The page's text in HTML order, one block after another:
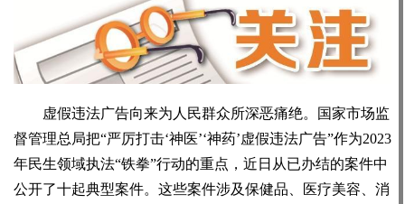
虚假违法广告向来为人民群众所深恶痛绝。国家市场监
督管理总局把“严厉打击‘神医’‘神药’虚假违法广告”作为2023
年民生领域执法“铁拳”行动的重点，近日从已办结的案件中
公开了十起典型案件。这些案件涉及保健品、医疗美容、消